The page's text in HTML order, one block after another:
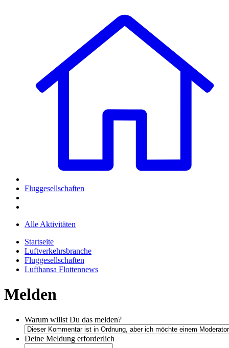
Fluggesellschaften
Alle Aktivitäten
Startseite
Luftverkehrsbranche
Fluggesellschaften
Lufthansa Flottennews
Melden
Warum willst Du das melden?
Deine Meldung erforderlich